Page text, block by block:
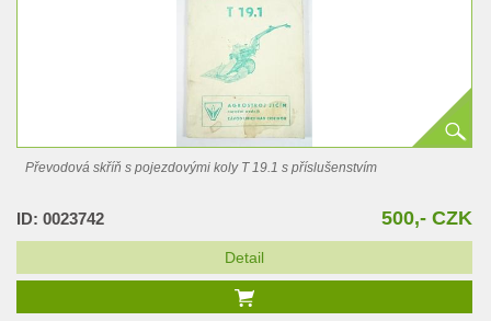
Převodová skříň s pojezdovými koly T 19.1 s příslušenstvím
ID: 0023742 500,- CZK
Detail